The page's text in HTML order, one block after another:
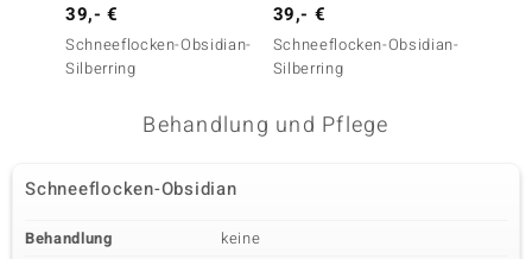
39,- €
Schneeflocken-Obsidian-
Silberring
39,- €
Schneeflocken-Obsidian-
Silberring
Behandlung und Pflege
Schneeflocken-Obsidian
Behandlung
keine